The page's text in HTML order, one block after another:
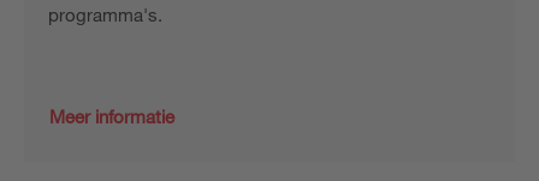
programma's.
Meer informatie